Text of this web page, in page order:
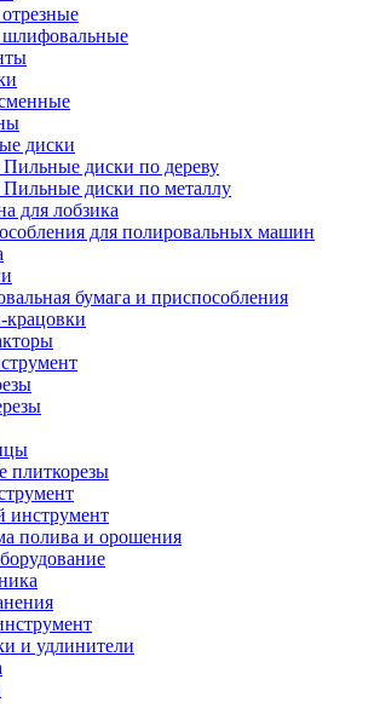
диски
Пильные диски по дереву
Пильные диски по металлу
для лобзика
для полировальных машин
бумага и приспособления
плиткорезы
инструмент
полива и орошения
и удлинители